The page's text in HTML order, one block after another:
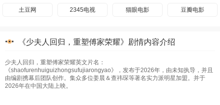
土豆网 2345电视 猫眼电影 豆瓣电影
《少夫人回归，重塑傅家荣耀》剧情内容介绍
少夫人回归，重塑傅家荣耀英文片名：
《shaofurenhuiguizhongsufujiarongyao》，发布于2026年，由未知执导，并且
由编剧携幕后团队创作。集众多位姜晨＆查祎琛等著名实力派明星加盟。并于
2026年在中国大陆上映。